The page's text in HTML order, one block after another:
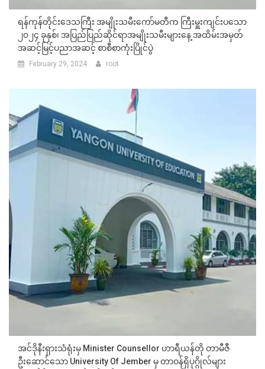
ရန်ကုန်တိုင်းဒေသကြီး အမျိုးသမီးကော်မတီက ကြီးမှူးကျင်းပသော
၂၀၂၄ ခုနှစ်၊ အပြည်ပြည်ဆိုင်ရာအမျိုးသမီးများနေ့ အထိမ်းအမှတ်
အဆင့်မြင့်ပညာအဆင့် စာစီစာကုံးပြိုင်ပွဲ
February 29, 2024 root
အင်ဒိုနီးရှားသံရုံးမှ Minister Counsellor ဟာရီယန်တို တာမီဇီ
ဦးဆောင်သော University Of Jember မှ တာဝန်ရှိပုဂ္ဂိုလ်များ